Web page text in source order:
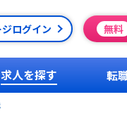
ログイン 無料
求人を探す 転